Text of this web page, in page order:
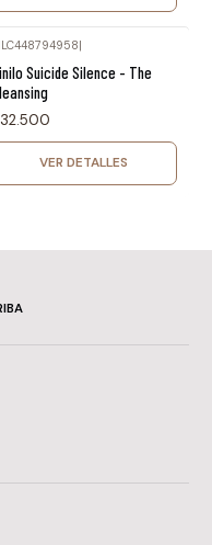
|
Suicide Silence - The
VER DETALLES